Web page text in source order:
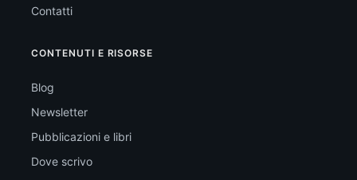
Contatti
CONTENUTI E RISORSE
Blog
Newsletter
Pubblicazioni e libri
Dove scrivo